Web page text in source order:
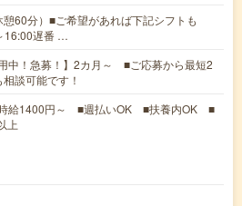
60分）■ご希望があれば下記シフトも
16:00遅番 …
中！急募！】2カ月～ ■ご応募から最短2
談可能です！
時給1400円～ ■週払いOK ■扶養内OK ■
上